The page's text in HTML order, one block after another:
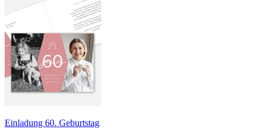
Einladung 60. Geburtstag